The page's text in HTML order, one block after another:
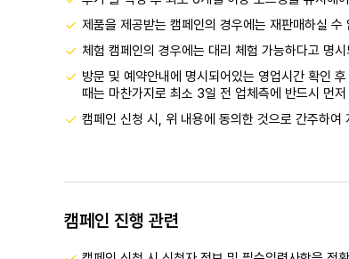
제품을 제공받는 캠페인의 경우에는 재판매하실 수
체험 캠페인의 경우에는 대리 체험 가능하다고 명
방문 및 예약안내에 명시되어있는 영업시간 확인
때는 마찬가지로 최소 3일 전 업체측에 반드시 먼
캠페인 신청 시, 위 내용에 동의한 것으로 간주하
캠페인 진행 관련